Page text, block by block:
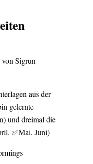
von Sigrun
aus der
gelernte
und dreimal die
✅Mai. Juni)